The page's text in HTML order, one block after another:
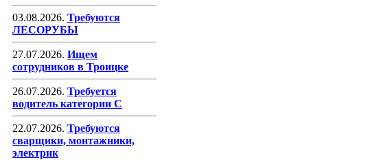
03.08.2026. Требуются
ЛЕСОРУБЫ
27.07.2026. Ищем
сотрудников в Троицке
26.07.2026. Требуется
водитель категории С
22.07.2026. Требуются
сварщики, монтажники,
электрик